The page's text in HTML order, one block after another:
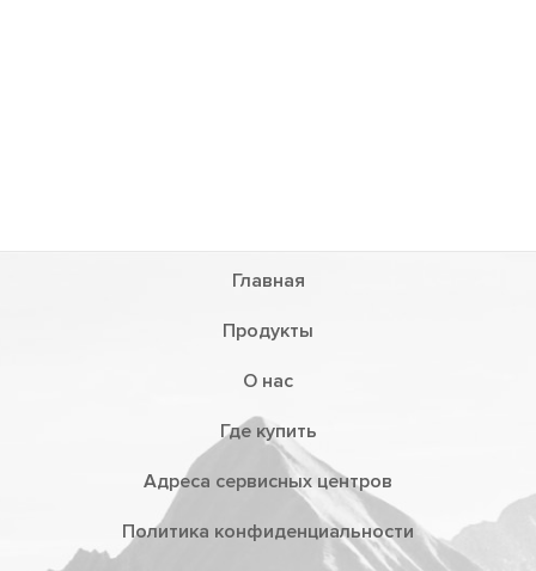
Главная
Продукты
О нас
Где купить
Адреса сервисных центров
Политика конфиденциальности